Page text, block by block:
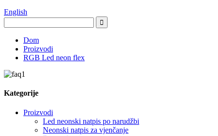
English
Dom
Proizvodi
RGB Led neon flex
Kategorije
Proizvodi
Led neonski natpis po narudžbi
Neonski natpis za vjenčanje